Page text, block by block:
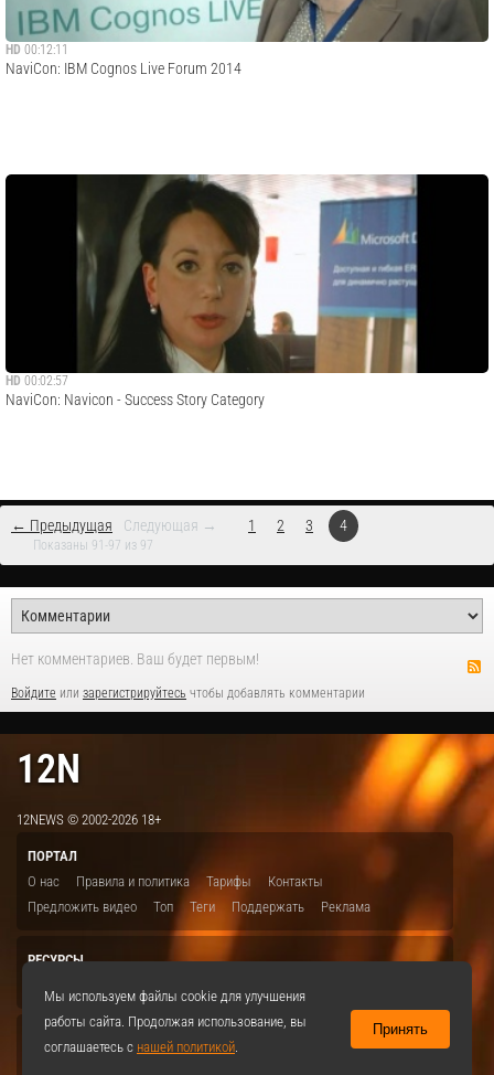
HD 00:12:11
NaviCon: IBM Cognos Live Forum 2014
HD 00:02:57
NaviCon: Navicon - Success Story Category
← Предыдущая Следующая → 1 2 3 4
Показаны 91-97 из 97
Нет комментариев. Ваш будет первым!
Войдите или зарегистрируйтесь чтобы добавлять комментарии
12N
12NEWS © 2002-2026 18+
ПОРТАЛ
О нас
Правила и политика Тарифы
Контакты
Предложить видео
Топ Теги Поддержать Реклама
РЕСУРСЫ
Мы используем файлы cookie для улучшения
работы сайта. Продолжая использование, вы
соглашаетесь с нашей политикой.
Принять